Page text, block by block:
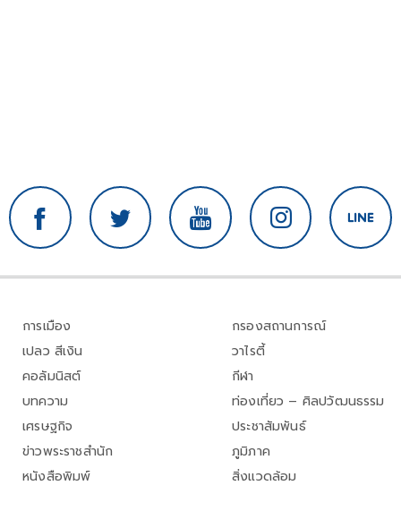
การเมือง
เปลว สีเงิน
คอลัมนิสต์
บทความ
เศรษฐกิจ
ข่าวพระราชสำนัก
หนังสือพิมพ์
กรองสถานการณ์
วาไรตี้
กีฬา
ท่องเที่ยว – ศิลปวัฒนธรรม
ประชาสัมพันธ์
ภูมิภาค
สิ่งแวดล้อม